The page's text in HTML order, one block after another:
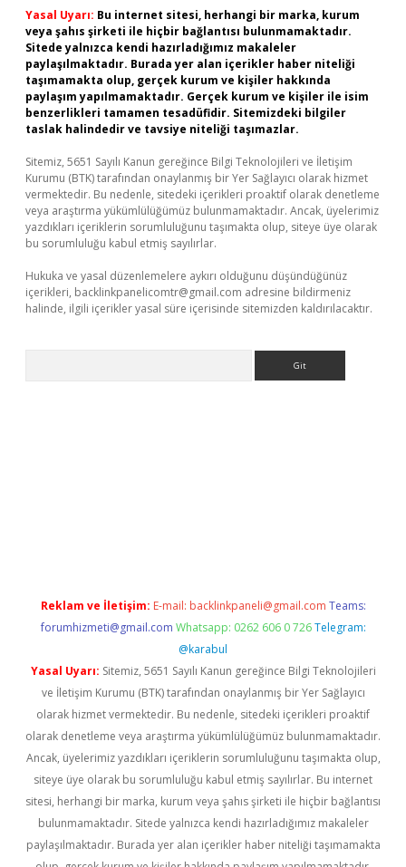
Yasal Uyarı: Bu internet sitesi, herhangi bir marka, kurum
veya şahıs şirketi ile hiçbir bağlantısı bulunmamaktadır.
Sitede yalnızca kendi hazırladığımız makaleler
paylaşılmaktadır. Burada yer alan içerikler haber niteliği
taşımamakta olup, gerçek kurum ve kişiler hakkında
paylaşım yapılmamaktadır. Gerçek kurum ve kişiler ile isim
benzerlikleri tamamen tesadüfidir. Sitemizdeki bilgiler
taslak halindedir ve tavsiye niteliği taşımazlar.
Sitemiz, 5651 Sayılı Kanun gereğince Bilgi Teknolojileri ve İletişim
Kurumu (BTK) tarafından onaylanmış bir Yer Sağlayıcı olarak hizmet
vermektedir. Bu nedenle, sitedeki içerikleri proaktif olarak denetleme
veya araştırma yükümlülüğümüz bulunmamaktadır. Ancak, üyelerimiz
yazdıkları içeriklerin sorumluluğunu taşımakta olup, siteye üye olarak
bu sorumluluğu kabul etmiş sayılırlar.
Hukuka ve yasal düzenlemelere aykırı olduğunu düşündüğünüz
içerikleri, backlinkpanelicomtr@gmail.com adresine bildirmeniz
halinde, ilgili içerikler yasal süre içerisinde sitemizden kaldırılacaktır.
Reklam ve İletişim: E-mail: backlinkpaneli@gmail.com Teams:
forumhizmeti@gmail.com Whatsapp: 0262 606 0 726 Telegram:
@karabul
Yasal Uyarı: Sitemiz, 5651 Sayılı Kanun gereğince Bilgi Teknolojileri
ve İletişim Kurumu (BTK) tarafından onaylanmış bir Yer Sağlayıcı
olarak hizmet vermektedir. Bu nedenle, sitedeki içerikleri proaktif
olarak denetleme veya araştırma yükümlülüğümüz bulunmamaktadır.
Ancak, üyelerimiz yazdıkları içeriklerin sorumluluğunu taşımakta olup,
siteye üye olarak bu sorumluluğu kabul etmiş sayılırlar. Bu internet
sitesi, herhangi bir marka, kurum veya şahıs şirketi ile hiçbir bağlantısı
bulunmamaktadır. Sitede yalnızca kendi hazırladığımız makaleler
paylaşılmaktadır. Burada yer alan içerikler haber niteliği taşımamakta